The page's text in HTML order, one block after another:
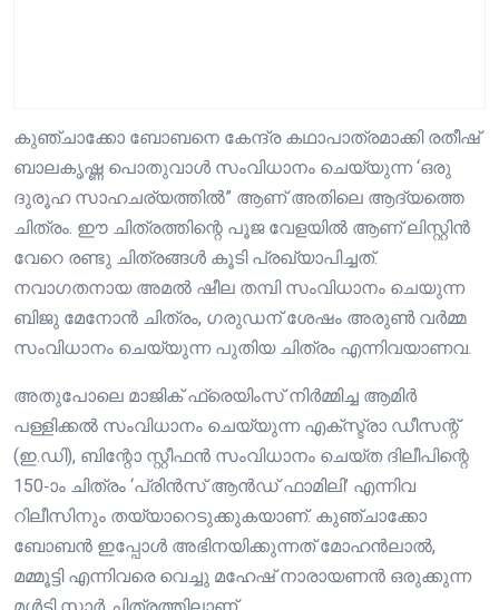
കുഞ്ചാക്കോ ബോബനെ കേന്ദ്ര കഥാപാത്രമാക്കി രതീഷ്
ബാലകൃഷ്ണ പൊതുവാള്‍ സംവിധാനം ചെയ്യുന്ന ‘ഒരു
ദുരൂഹ സാഹചര്യത്തിൽ” ആണ് അതിലെ ആദ്യത്തെ
ചിത്രം. ഈ ചിത്രത്തിന്റെ പൂജ വേളയിൽ ആണ് ലിസ്റ്റിൻ
വേറെ രണ്ടു ചിത്രങ്ങൾ കൂടി പ്രഖ്യാപിച്ചത്.
നവാഗതനായ അമല്‍ ഷീല തമ്പി സംവിധാനം ചെയുന്ന
ബിജു മേനോന്‍ ചിത്രം, ഗരുഡന് ശേഷം അരുണ്‍ വര്‍മ്മ
സംവിധാനം ചെയ്യുന്ന പുതിയ ചിത്രം എന്നിവയാണവ.
അതുപോലെ മാജിക് ഫ്രെയിംസ് നിർമ്മിച്ച ആമിര്‍
പള്ളിക്കല്‍ സംവിധാനം ചെയ്യുന്ന എക്‌സ്ട്രാ ഡീസന്റ്
(ഇ.ഡി), ബിന്റോ സ്റ്റീഫന്‍ സംവിധാനം ചെയ്ത ദിലീപിന്റെ
150-ാം ചിത്രം ‘പ്രിന്‍സ് ആന്‍ഡ് ഫാമിലി’ എന്നിവ
റിലീസിനും തയ്യാറെടുക്കുകയാണ്. കുഞ്ചാക്കോ
ബോബൻ ഇപ്പോൾ അഭിനയിക്കുന്നത് മോഹൻലാൽ,
മമ്മൂട്ടി എന്നിവരെ വെച്ചു മഹേഷ് നാരായണൻ ഒരുക്കുന്ന